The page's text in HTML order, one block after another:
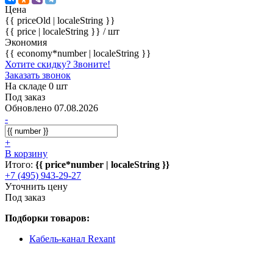
Цена
{{ priceOld | localeString }}
{{ price | localeString }} / шт
Экономия
{{ economy*number | localeString }}
Хотите скидку? Звоните!
Заказать звонок
На складе 0 шт
Под заказ
Обновлено 07.08.2026
-
+
В корзину
Итого: {{ price*number | localeString }}
+7 (495) 943-29-27
Уточнить цену
Под заказ
Подборки товаров:
Кабель-канал Rexant